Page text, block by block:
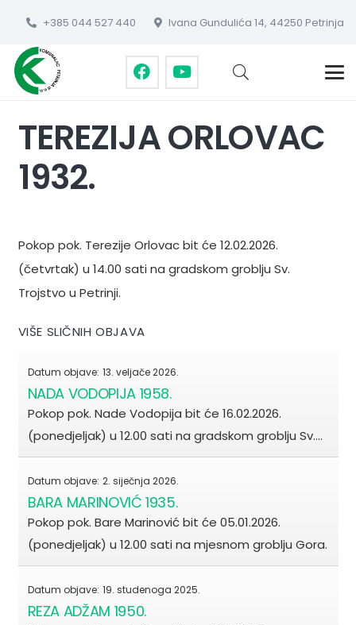
+385 044 527 440 Ivana Gundulića 14, 44250 Petrinja
TEREZIJA ORLOVAC
1932.
Pokop pok. Terezije Orlovac bit će 12.02.2026.
(četvrtak) u 14.00 sati na gradskom groblju Sv.
Trojstvo u Petrinji.
VIŠE SLIČNIH OBJAVA
Datum objave: 13. veljače 2026.
NADA VODOPIJA 1958.
Pokop pok. Nade Vodopija bit će 16.02.2026.
(ponedjeljak) u 12.00 sati na gradskom groblju Sv.…
Datum objave: 2. siječnja 2026.
BARA MARINOVIĆ 1935.
Pokop pok. Bare Marinović bit će 05.01.2026.
(ponedjeljak) u 12.00 sati na mjesnom groblju Gora.
Datum objave: 19. studenoga 2025.
REZA ADŽAM 1950.